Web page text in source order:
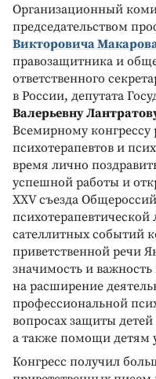
Организационный
председательством
Викторовича
правозащитника и
ответственного
в России, депутата
Валерьевну
Всемирному конгрессу
психотерапевтов и
время лично
успешной работы и
XXV съезда
сателлитных событий
приветственной речи
значимость и
на расширение
профессиональной
вопросах защиты
а также помощи детям
Конгресс получил